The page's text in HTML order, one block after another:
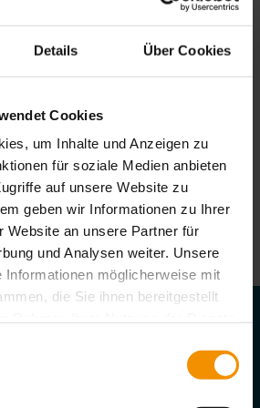
Details Über Cookies
Cookies
um Inhalte und Anzeigen zu
für soziale Medien anbieten
auf unsere Website zu
geben wir Informationen zu Ihrer
Website an unsere Partner für
und Analysen weiter. Unsere
Informationen möglicherweise mit
die Sie ihnen bereitgestellt
Webseite weiterhin nutzen.
für alle Schülerinnen und
Informationen und unsere
findet ihr zusammengefasst in
Tabelle.
den Workshop "Das filmende
November bis Februar
Kino extra GESCHENKT!
Anmeldung